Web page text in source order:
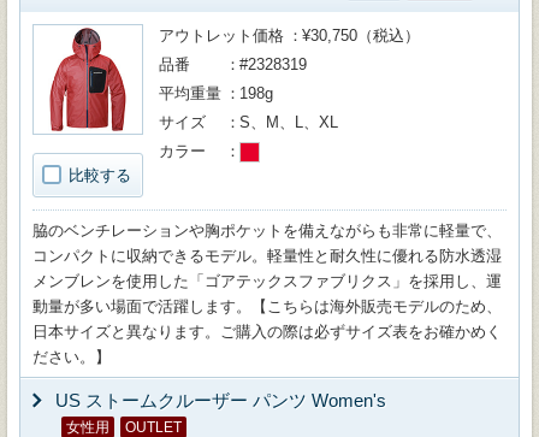
比較する
アウトレット価格
¥30,750（税込）
品番
#2328319
平均重量
198g
サイズ
S、M、L、XL
カラー
脇のベンチレーションや胸ポケットを備えながらも非常に軽量で、
コンパクトに収納できるモデル。軽量性と耐久性に優れる防水透湿
メンブレンを使用した「ゴアテックスファブリクス」を採用し、運
動量が多い場面で活躍します。【こちらは海外販売モデルのため、
日本サイズと異なります。ご購入の際は必ずサイズ表をお確かめく
ださい。】
US ストームクルーザー パンツ Women's
女性用 OUTLET